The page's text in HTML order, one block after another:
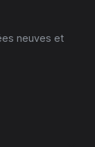
neuves et